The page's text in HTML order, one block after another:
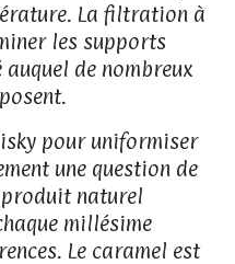
La filtration à
les supports
de nombreux
pour uniformiser
une question de
produit naturel
millésime
Le caramel est